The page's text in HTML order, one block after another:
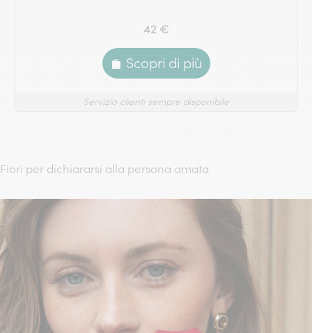
42 €
Scopri di più
Servizio clienti sempre disponibile
Fiori per dichiararsi alla persona amata